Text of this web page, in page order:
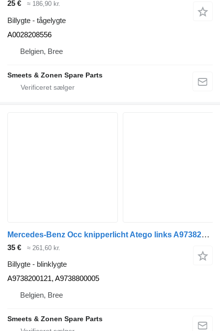
25 € ≈ 186,90 kr.
Billygte - tågelygte
A0028208556
Belgien, Bree
Smeets & Zonen Spare Parts
Mercedes-Benz Occ knipperlicht Atego links A9738200121 blinklygte til lastbil
35 € ≈ 261,60 kr.
Billygte - blinklygte
A9738200121, A9738800005
Belgien, Bree
Smeets & Zonen Spare Parts